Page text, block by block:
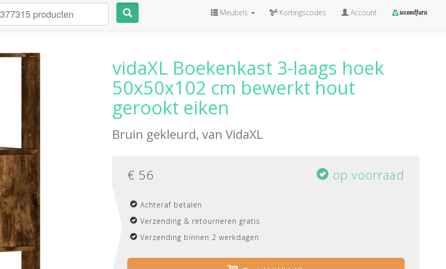
Meubels Kortingscodes Account
vidaXL Boekenkast 3-laags hoek
50x50x102 cm bewerkt hout
gerookt eiken
Bruin gekleurd, van VidaXL
€ 56 op voorraad
Achteraf betalen
Verzending & retourneren gratis
Verzending binnen 2 werkdagen